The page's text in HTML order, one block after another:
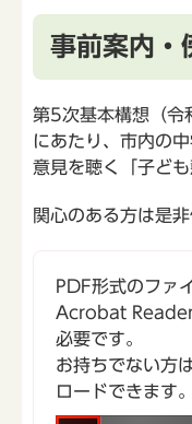
事前案内・
第5次基本構想（令
にあたり、市内の
意見を聴く「子ど
関心のある方は是
PDF形式のファ
Acrobat
必要です。
お持ちでない方
ロードできます。